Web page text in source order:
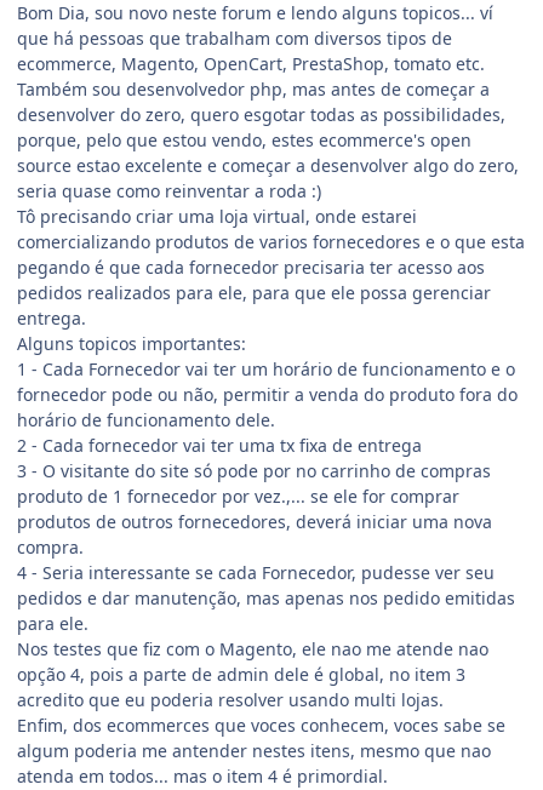
Bom Dia, sou novo neste forum e lendo alguns topicos... ví
que há pessoas que trabalham com diversos tipos de
ecommerce, Magento, OpenCart, PrestaShop, tomato etc.
Também sou desenvolvedor php, mas antes de começar a
desenvolver do zero, quero esgotar todas as possibilidades,
porque, pelo que estou vendo, estes ecommerce's open
source estao excelente e começar a desenvolver algo do zero,
seria quase como reinventar a roda :)
Tô precisando criar uma loja virtual, onde estarei
comercializando produtos de varios fornecedores e o que esta
pegando é que cada fornecedor precisaria ter acesso aos
pedidos realizados para ele, para que ele possa gerenciar
entrega.
Alguns topicos importantes:
1 - Cada Fornecedor vai ter um horário de funcionamento e o
fornecedor pode ou não, permitir a venda do produto fora do
horário de funcionamento dele.
2 - Cada fornecedor vai ter uma tx fixa de entrega
3 - O visitante do site só pode por no carrinho de compras
produto de 1 fornecedor por vez.,... se ele for comprar
produtos de outros fornecedores, deverá iniciar uma nova
compra.
4 - Seria interessante se cada Fornecedor, pudesse ver seu
pedidos e dar manutenção, mas apenas nos pedido emitidas
para ele.
Nos testes que fiz com o Magento, ele nao me atende nao
opção 4, pois a parte de admin dele é global, no item 3
acredito que eu poderia resolver usando multi lojas.
Enfim, dos ecommerces que voces conhecem, voces sabe se
algum poderia me antender nestes itens, mesmo que nao
atenda em todos... mas o item 4 é primordial.